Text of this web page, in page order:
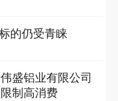
的仍受青睐
盛铝业有限公司
制高消费